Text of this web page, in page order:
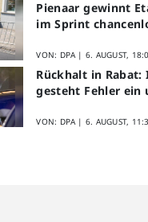
Pienaar gewinnt
im Sprint
VON: DPA | 6. AUGUST,
Rückhalt in Rabat:
gesteht Fehler ein
VON: DPA | 6. AUGUST,